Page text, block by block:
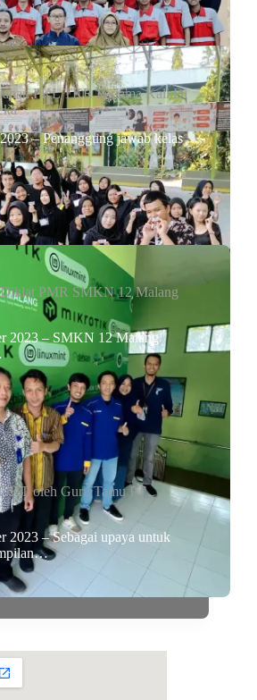
PKL TKR Pertama Kali Di
– Penanggung jawab kelas
Diklat PMR SMKN 12 Malang
2023 – SMKN 12 Malang
oleh Guru Tamu PT
2023 – Sebagai upaya untuk